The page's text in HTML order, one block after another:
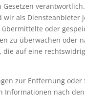
Gesetzen
wir als Diensteanbieter
oder
zu überwachen oder
die auf eine
zur Entfernung oder
Informationen nach